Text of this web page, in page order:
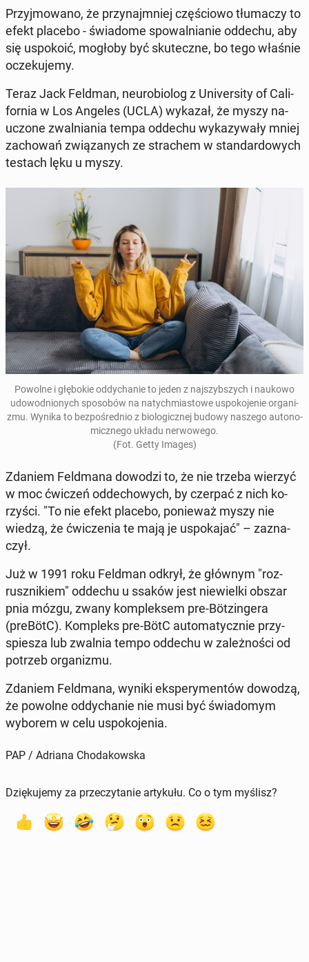
Przyj­mo­wa­no, że przy­naj­mniej czę­ścio­wo tłu­ma­czy to
efekt placebo - świa­do­me spo­wal­nia­nie oddechu, aby
się uspo­ko­ić, mogłoby być sku­tecz­ne, bo tego właśnie
ocze­ku­je­my.
Teraz Jack Feldman, neu­ro­bio­log z Uni­ver­si­ty of Ca­li­
for­nia w Los Angeles (UCLA) wykazał, że myszy na­
uczo­ne zwal­nia­nia tempa oddechu wy­ka­zy­wa­ły mniej
za­cho­wań zwią­za­nych ze stra­chem w stan­dar­do­wych
testach lęku u myszy.
Powolne i głę­bo­kie od­dy­cha­nie to jeden z naj­szyb­szych i naukowo
udo­wod­nio­nych spo­so­bów na na­tych­mia­sto­we uspo­ko­je­nie or­ga­ni­
zmu. Wynika to bez­po­śred­nio z bio­lo­gicz­nej budowy naszego au­to­no­
micz­ne­go układu ner­wo­we­go.
(Fot. Getty Images)
Zdaniem Feld­ma­na dowodzi to, że nie trzeba wierzyć
w moc ćwiczeń od­de­cho­wych, by czerpać z nich ko­
rzy­ści. "To nie efekt placebo, po­nie­waż myszy nie
wiedzą, że ćwi­cze­nia te mają je uspo­ka­jać" – za­zna­
czył.
Już w 1991 roku Feldman odkrył, że głównym "roz­
rusz­ni­kiem" oddechu u ssaków jest nie­wiel­ki obszar
pnia mózgu, zwany kom­plek­sem pre-Böt­zin­ge­ra
(preBötC). Kom­pleks pre-BötC au­to­ma­tycz­nie przy­
spie­sza lub zwalnia tempo oddechu w za­leż­no­ści od
potrzeb or­ga­ni­zmu.
Zdaniem Feld­ma­na, wyniki eks­pe­ry­men­tów dowodzą,
że powolne od­dy­cha­nie nie musi być świa­do­mym
wyborem w celu uspo­ko­je­nia.
PAP / Adriana Chodakowska
Dziękujemy za przeczytanie artykułu. Co o tym myślisz?